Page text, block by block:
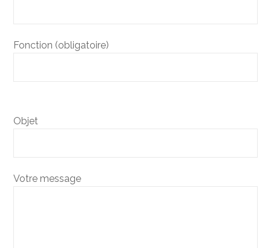
Fonction (obligatoire)
Objet
Votre message